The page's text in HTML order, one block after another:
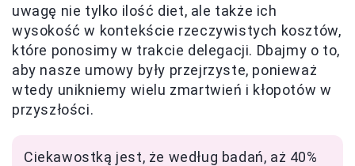
uwagę nie tylko ilość diet, ale także ich
wysokość w kontekście rzeczywistych kosztów,
które ponosimy w trakcie delegacji. Dbajmy o to,
aby nasze umowy były przejrzyste, ponieważ
wtedy unikniemy wielu zmartwień i kłopotów w
przyszłości.
Ciekawostką jest, że według badań, aż 40%